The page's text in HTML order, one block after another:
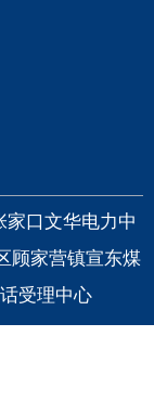
家口文华电力中
顾家营镇宣东煤
受理中心